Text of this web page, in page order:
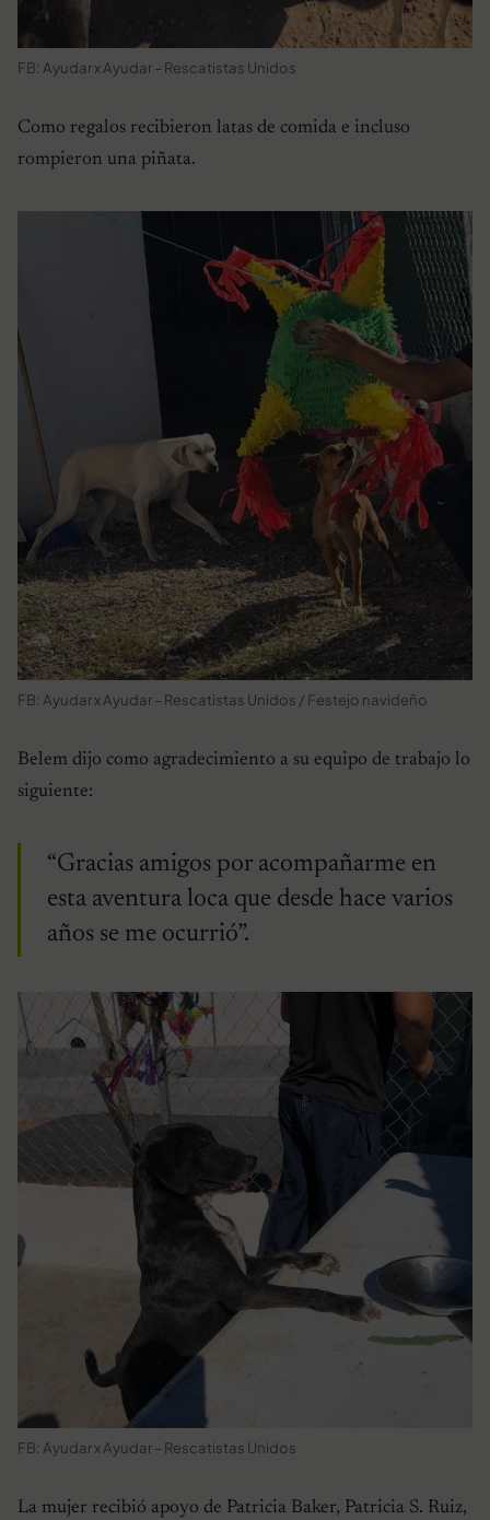
FB: Ayudar x Ayudar – Rescatistas Unidos
Como regalos recibieron latas de comida e incluso
rompieron una piñata.
FB: Ayudar x Ayudar – Rescatistas Unidos / Festejo navideño
Belem dijo como agradecimiento a su equipo de trabajo lo
siguiente:
“Gracias amigos por acompañarme en
esta aventura loca que desde hace varios
años se me ocurrió”.
FB: Ayudar x Ayudar – Rescatistas Unidos
La mujer recibió apoyo de Patricia Baker, Patricia S. Ruiz,